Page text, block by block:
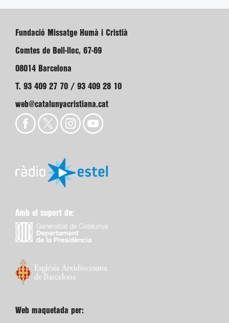
Fundació Missatge Humà i Cristià
Comtes de Bell-lloc, 67-69
08014 Barcelona
T. 93 409 27 70 / 93 409 28 10
web@catalunyacristiana.cat
Amb el suport de:
Web maquetada per: